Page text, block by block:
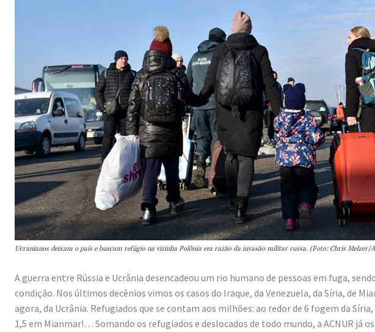
Ucranianos deixam o país e buscam refúgio na vizinha Polônia em razão da invasão militar russa. (Foto: Chris Melzer/
A guerra entre Rússia e Ucrânia desencadeou um rio humano de pessoas em fuga,
condição. Nos últimos decênios vimos os casos do Iraque, da Venezuela, da Síria, de
agora, da Ucrânia. Refugiados que se contam aos milhões: ao redor de 6 fogem da Síria,
1,5 em Mianmar!… Somando os refugiados e deslocados de todo mundo, a ACNUR já